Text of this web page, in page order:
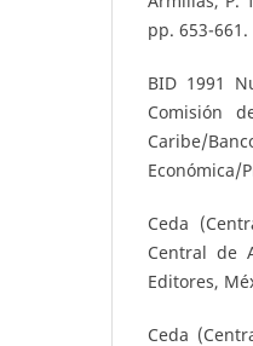
pp. 653-661.
BID 1991
Comisión
Caribe/
Económica/
Ceda
Central de
Editores,
Ceda